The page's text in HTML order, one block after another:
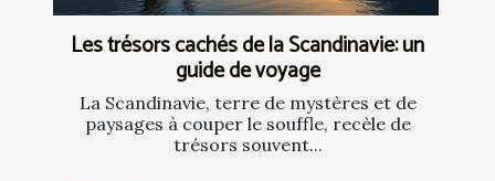
Les trésors cachés de la Scandinavie: un
guide de voyage
La Scandinavie, terre de mystères et de
paysages à couper le souffle, recèle de
trésors souvent...